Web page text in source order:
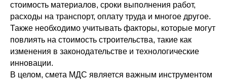
стоимость материалов, сроки выполнения работ,
расходы на транспорт, оплату труда и многое другое.
Также необходимо учитывать факторы, которые могут
повлиять на стоимость строительства, такие как
изменения в законодательстве и технологические
инновации.
В целом, смета МДС является важным инструментом